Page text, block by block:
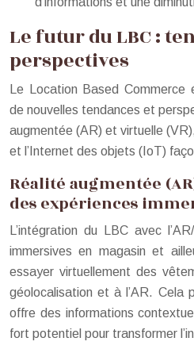
Le futur du LBC :
perspectives
Le Location Based
de nouvelles tendances et
augmentée (AR) et virtuelle
et l’Internet des objets (IoT)
Réalité augmentée
des expériences
L’intégration du LBC avec
immersives en magasin et
essayer virtuellement des
géolocalisation et à l’AR. Cela
offre des informations
fort potentiel pour transformer